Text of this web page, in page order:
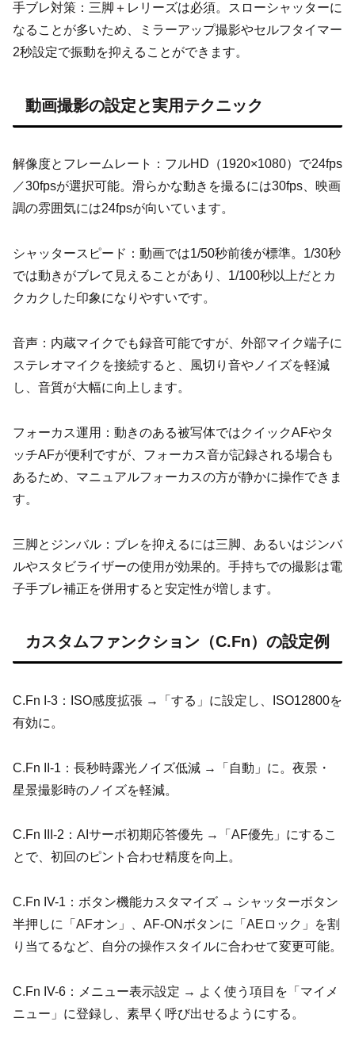
手ブレ対策：三脚＋レリーズは必須。スローシャッターに
なることが多いため、ミラーアップ撮影やセルフタイマー
2秒設定で振動を抑えることができます。
動画撮影の設定と実用テクニック
解像度とフレームレート：フルHD（1920×1080）で24fps
／30fpsが選択可能。滑らかな動きを撮るには30fps、映画
調の雰囲気には24fpsが向いています。
シャッタースピード：動画では1/50秒前後が標準。1/30秒
では動きがブレて見えることがあり、1/100秒以上だとカ
クカクした印象になりやすいです。
音声：内蔵マイクでも録音可能ですが、外部マイク端子に
ステレオマイクを接続すると、風切り音やノイズを軽減
し、音質が大幅に向上します。
フォーカス運用：動きのある被写体ではクイックAFやタ
ッチAFが便利ですが、フォーカス音が記録される場合も
あるため、マニュアルフォーカスの方が静かに操作できま
す。
三脚とジンバル：ブレを抑えるには三脚、あるいはジンバ
ルやスタビライザーの使用が効果的。手持ちでの撮影は電
子手ブレ補正を併用すると安定性が増します。
カスタムファンクション（C.Fn）の設定例
C.Fn I-3：ISO感度拡張 →「する」に設定し、ISO12800を
有効に。
C.Fn II-1：長秒時露光ノイズ低減 →「自動」に。夜景・
星景撮影時のノイズを軽減。
C.Fn III-2：AIサーボ初期応答優先 →「AF優先」にするこ
とで、初回のピント合わせ精度を向上。
C.Fn IV-1：ボタン機能カスタマイズ → シャッターボタン
半押しに「AFオン」、AF-ONボタンに「AEロック」を割
り当てるなど、自分の操作スタイルに合わせて変更可能。
C.Fn IV-6：メニュー表示設定 → よく使う項目を「マイメ
ニュー」に登録し、素早く呼び出せるようにする。